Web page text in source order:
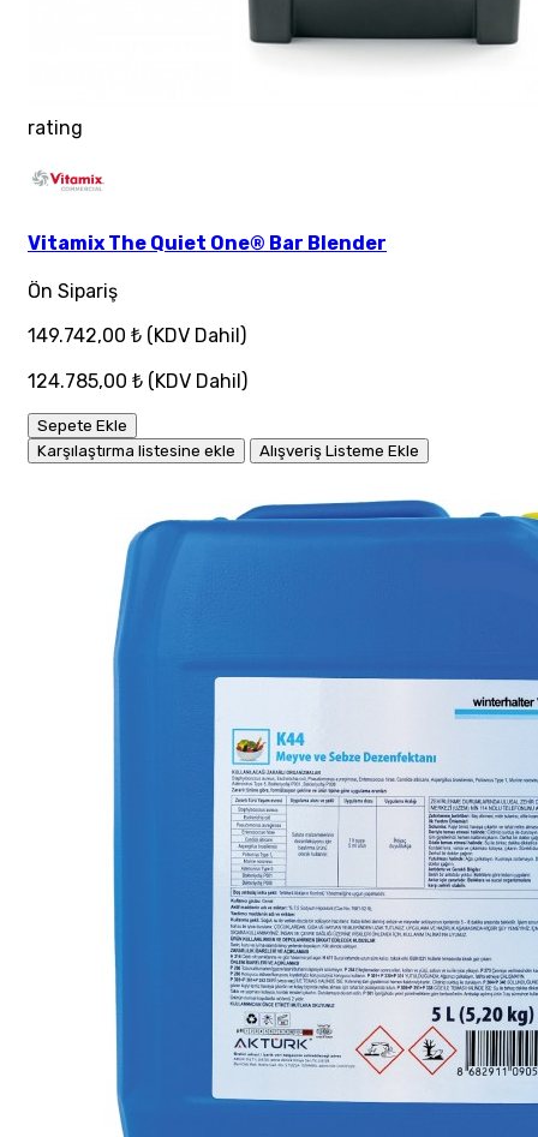
rating
Vitamix The Quiet One® Bar Blender
Ön Sipariş
149.742,00 ₺ (KDV Dahil)
124.785,00 ₺ (KDV Dahil)
Sepete Ekle
Karşılaştırma listesine ekle
Alışveriş Listeme Ekle